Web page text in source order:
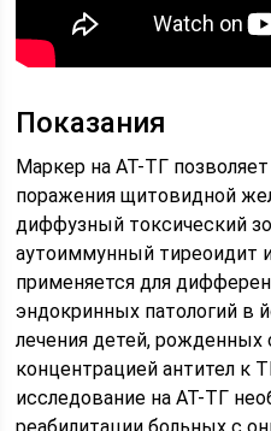
Показания
Маркер на АТ-ТГ
поражения щитовидной
диффузный токсический
аутоиммунный тиреоидит
применяется для
эндокринных патологий в
лечения детей,
концентрацией антител к
исследование на АТ-ТГ